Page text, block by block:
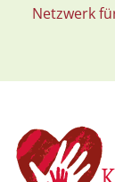
Netzwerk